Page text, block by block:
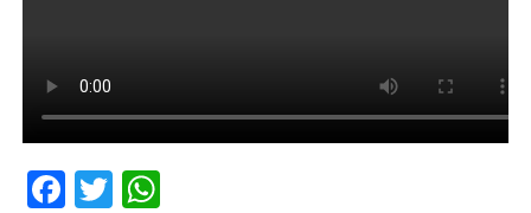
Facebook
TwitterWhatsApp